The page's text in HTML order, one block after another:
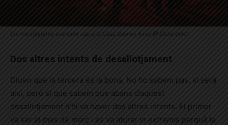
Els manifestants avancant cap a la Casa Buenos Aires @ Elena Bulet
Dos altres intents de desallotjament
Diuen que la tercera és la bona. No ho sabem pas, si serà
així, però sí que sabem que abans d’aquest
desallotjament n’hi va haver dos altres intents. El primer
va ser el mes de març i es va aturar in extremis perquè la